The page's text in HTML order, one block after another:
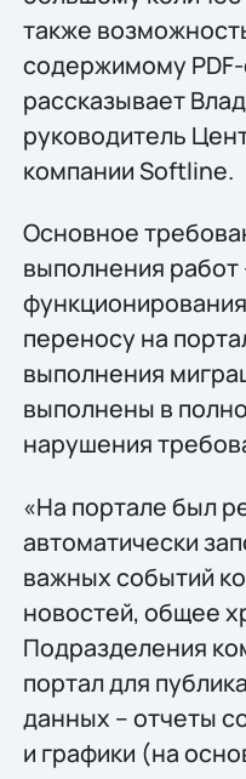
также
содержимому
рассказывает
руководитель
компании Softline.
Основное
выполнения
переносу на
выполнения
выполнены в
нарушения
«На портале был
автоматически
важных событий
новостей, общее
Подразделения
портал для
данных – отчеты
и графики (на